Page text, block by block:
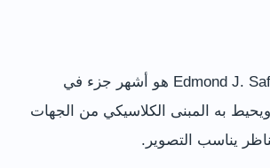
Edmond J. Safra Fountain Court هو أشهر جزء في
به المبنى الكلاسيكي من الجهات
يناسب التصوير.